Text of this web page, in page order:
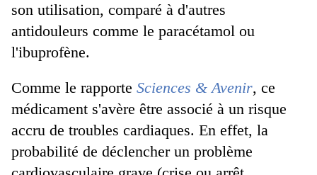
son utilisation, comparé à d'autres
antidouleurs comme le paracétamol ou
l'ibuprofène.
Comme le rapporte Sciences & Avenir, ce
médicament s'avère être associé à un risque
accru de troubles cardiaques. En effet, la
probabilité de déclencher un problème